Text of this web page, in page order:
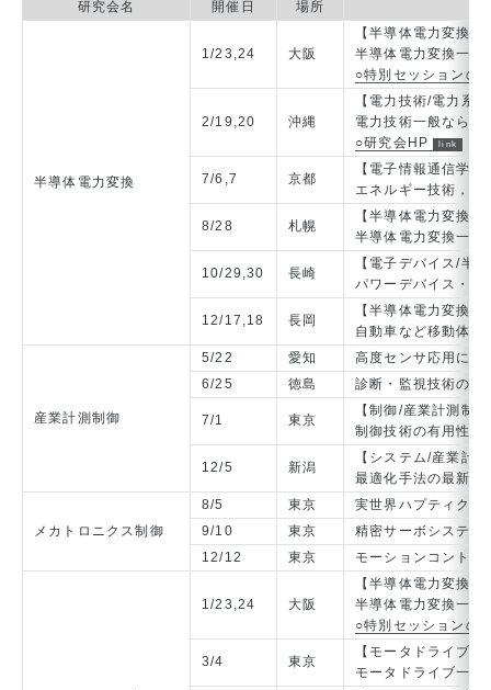
研究会名 開催日 場所
半導体電力変換
1/23,24 大阪
【半導体電力変換
半導体電力変換一般
○特別セッションの
2/19,20 沖縄
【電力技術/電力系
電力技術一般なら
○研究会HP
7/6,7 京都
【電子情報通信学
エネルギー技術，
8/28 札幌
【半導体電力変換
半導体電力変換一般
10/29,30 長崎
【電子デバイス/半
パワーデバイス・パ
12/17,18 長岡
【半導体電力変換
自動車など移動体
産業計測制御
5/22 愛知
高度センサ応用によ
6/25
徳島 診断・監視技術の共
7/1 東京
【制御/産業計測制
制御技術の有用性・
12/5 新潟
【システム/産業計
最適化手法の最新動
メカトロニクス制御
8/5 東京
実世界ハプティクス
9/10
東京
精密サーボシステム
12/12
東京 モーションコントロ
1/23,24 大阪
【半導体電力変換
半導体電力変換一般
○特別セッションの
3/4 東京
【モータドライブ/
モータドライブ一